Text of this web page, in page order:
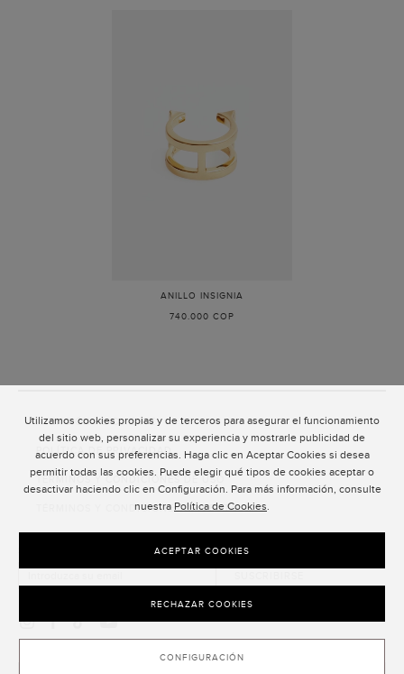
Utilizamos cookies propias y de terceros para asegurar el funcionamiento
del sitio web, personalizar su experiencia y mostrarle publicidad de
acuerdo con sus preferencias. Haga clic en Aceptar Cookies si desea
permitir todas las cookies. Puede elegir qué tipos de cookies aceptar o
desactivar haciendo clic en Configuración. Para más información, consulte
nuestra Política de Cookies.
CONFIGURACIÓN
RECHAZAR COOKIES
ACEPTAR COOKIES
ANILLO INSIGNIA
740.000 COP
ATENCIÓN AL CLIENTE
POLÍTICA DE PRIVACIDAD
TÉRMINOS Y CONDICIONES DE USO
TÉRMINOS Y CONDICIONES DE VENTA
SUSCRIPCIÓN AL NEWSLETTER